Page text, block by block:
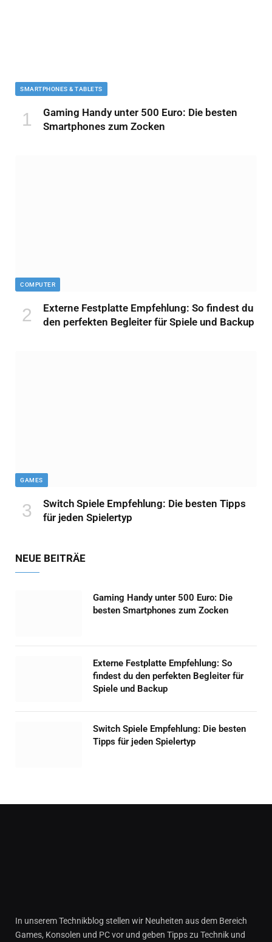
SMARTPHONES & TABLETS
Gaming Handy unter 500 Euro: Die besten
Smartphones zum Zocken
COMPUTER
Externe Festplatte Empfehlung: So findest du
den perfekten Begleiter für Spiele und Backup
GAMES
Switch Spiele Empfehlung: Die besten Tipps
für jeden Spielertyp
NEUE BEITRÄE
Gaming Handy unter 500 Euro: Die
besten Smartphones zum Zocken
Externe Festplatte Empfehlung: So
findest du den perfekten Begleiter für
Spiele und Backup
Switch Spiele Empfehlung: Die besten
Tipps für jeden Spielertyp
In unserem Technikblog stellen wir Neuheiten aus dem Bereich
Games, Konsolen und PC vor und geben Tipps zu Technik und